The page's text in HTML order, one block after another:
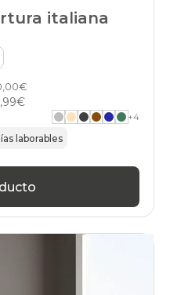
italiana
+4
laborables